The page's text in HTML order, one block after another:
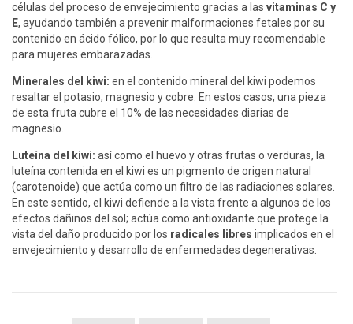
células del proceso de envejecimiento gracias a las vitaminas C y
E, ayudando también a prevenir malformaciones fetales por su
contenido en ácido fólico, por lo que resulta muy recomendable
para mujeres embarazadas.
Minerales del kiwi: en el contenido mineral del kiwi podemos
resaltar el potasio, magnesio y cobre. En estos casos, una pieza
de esta fruta cubre el 10% de las necesidades diarias de
magnesio.
Luteína del kiwi: así como el huevo y otras frutas o verduras, la
luteína contenida en el kiwi es un pigmento de origen natural
(carotenoide) que actúa como un filtro de las radiaciones solares.
En este sentido, el kiwi defiende a la vista frente a algunos de los
efectos dañinos del sol; actúa como antioxidante que protege la
vista del daño producido por los radicales libres implicados en el
envejecimiento y desarrollo de enfermedades degenerativas.